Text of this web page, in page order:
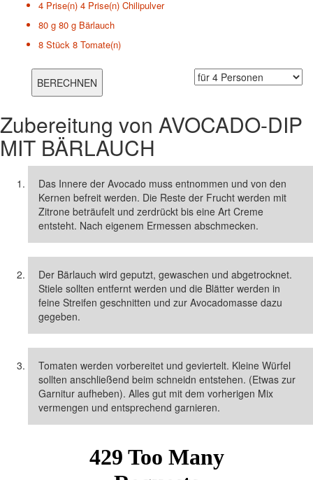
4 Prise(n) 4 Prise(n) Chilipulver
80 g 80 g Bärlauch
8 Stück 8 Tomate(n)
Zubereitung von AVOCADO-DIP
MIT BÄRLAUCH
Das Innere der Avocado muss entnommen und von den
Kernen befreit werden. Die Reste der Frucht werden mit
Zitrone beträufelt und zerdrückt bis eine Art Creme
entsteht. Nach eigenem Ermessen abschmecken.
Der Bärlauch wird geputzt, gewaschen und abgetrocknet.
Stiele sollten entfernt werden und die Blätter werden in
feine Streifen geschnitten und zur Avocadomasse dazu
gegeben.
Tomaten werden vorbereitet und geviertelt. Kleine Würfel
sollten anschließend beim schneidn entstehen. (Etwas zur
Garnitur aufheben). Alles gut mit dem vorherigen Mix
vermengen und entsprechend garnieren.